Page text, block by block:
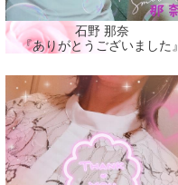
石野 那奈
『ありがとうございました』